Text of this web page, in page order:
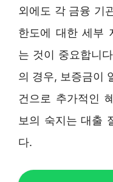
외에도 각 금융 기
한도에 대한 세부
는 것이 중요합니
의 경우, 보증금이
건으로 추가적인
보의 숙지는 대출
다.